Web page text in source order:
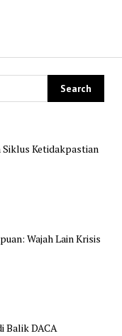
Siklus Ketidakpastian
Wajah Lain Krisis
Balik DACA